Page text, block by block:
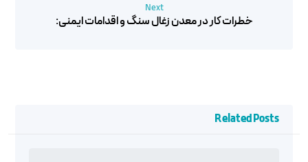
Next
خطرات کار در معدن زغال سنگ و اقدامات ایمنی:
Related Posts